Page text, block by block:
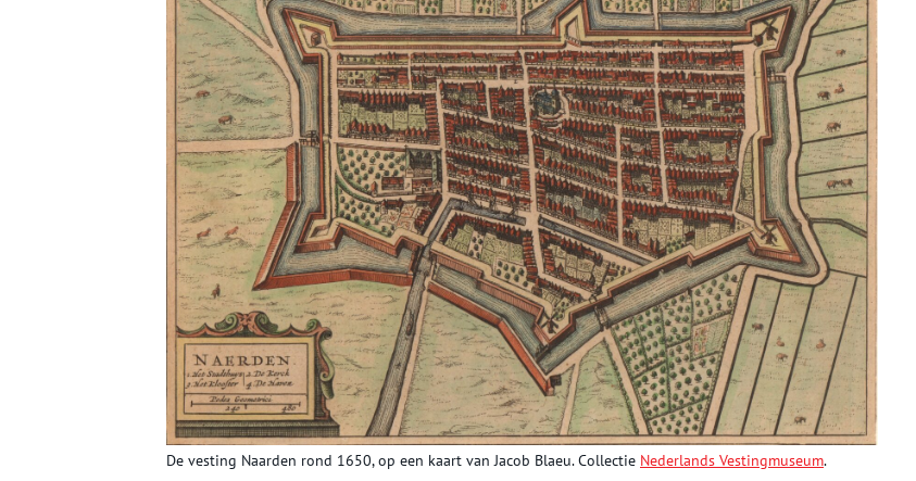
De vesting Naarden rond 1650, op een kaart van Jacob Blaeu. Collectie Nederlands Vestingmuseum.